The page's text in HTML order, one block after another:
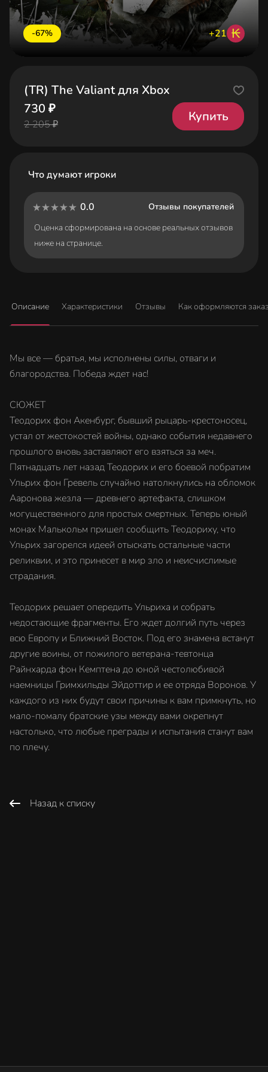
-67% +21 ₭
(TR) The Valiant для Xbox
730 ₽
2 205 ₽
Купить
Что думают игроки
0.0
Отзывы покупателей
Оценка сформирована на основе реальных отзывов
ниже на странице.
Описание Характеристики Отзывы Как оформляются
Мы все — братья, мы исполнены силы, отваги и
благородства. Победа ждет нас!
СЮЖЕТ
Теодорих фон Акенбург, бывший рыцарь-крестоносец,
устал от жестокостей войны, однако события недавнего
прошлого вновь заставляют его взяться за меч.
Пятнадцать лет назад Теодорих и его боевой побратим
Ульрих фон Гревель случайно натолкнулись на обломок
Ааронова жезла — древнего артефакта, слишком
могущественного для простых смертных. Теперь юный
монах Малькольм пришел сообщить Теодориху, что
Ульрих загорелся идеей отыскать остальные части
реликвии, и это принесет в мир зло и неисчислимые
страдания.
Теодорих решает опередить Ульриха и собрать
недостающие фрагменты. Его ждет долгий путь через
всю Европу и Ближний Восток. Под его знамена встанут
другие воины, от пожилого ветерана-тевтонца
Райнхарда фон Кемптена до юной честолюбивой
наемницы Гримхильды Эйдоттир и ее отряда Воронов. У
каждого из них будут свои причины к вам примкнуть, но
мало-помалу братские узы между вами окрепнут
настолько, что любые преграды и испытания станут вам
по плечу.
Назад к списку